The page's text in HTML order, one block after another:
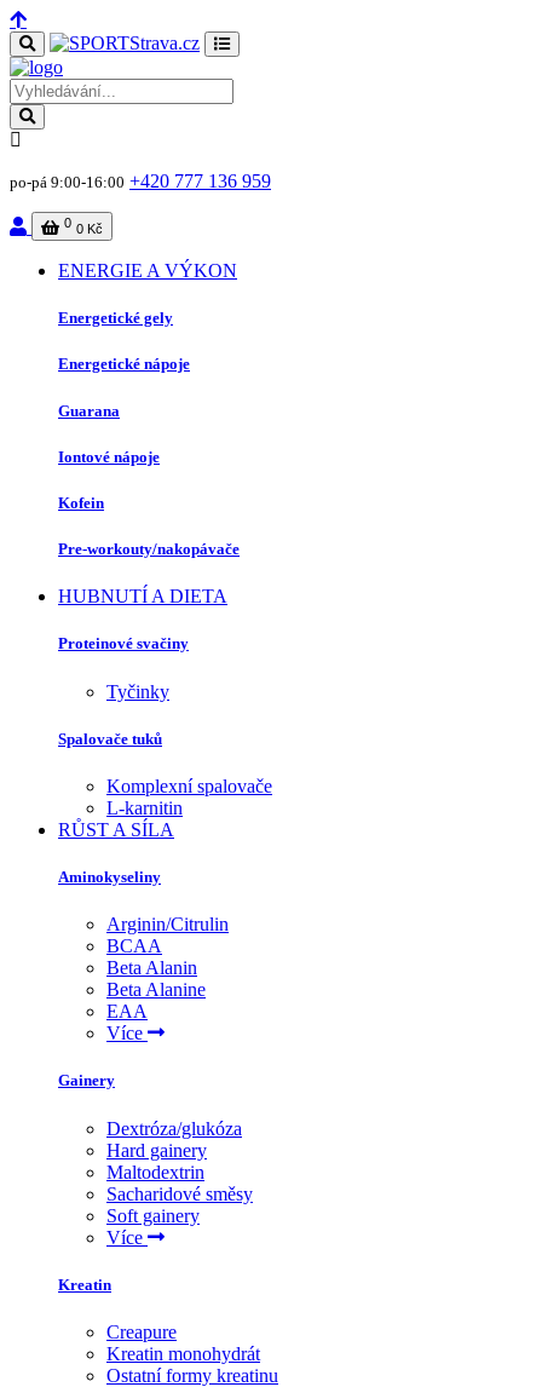
po-pá 9:00-16:00 +420 777 136 959
0 0 Kč
ENERGIE A VÝKON
Energetické gely
Energetické nápoje
Guarana
Iontové nápoje
Kofein
Pre-workouty/nakopávače
HUBNUTÍ A DIETA
Proteinové svačiny
Tyčinky
Spalovače tuků
Komplexní spalovače
L-karnitin
RŮST A SÍLA
Aminokyseliny
Arginin/Citrulin
BCAA
Beta Alanin
Beta Alanine
EAA
Více
Gainery
Dextróza/glukóza
Hard gainery
Maltodextrin
Sacharidové směsy
Soft gainery
Více
Kreatin
Creapure
Kreatin monohydrát
Ostatní formy kreatinu